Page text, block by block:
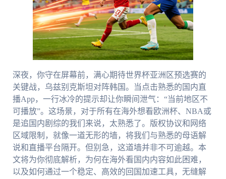
深夜，你守在屏幕前，满心期待世界杯亚洲区预选赛的
关键战，乌兹别克斯坦对阵韩国。当点击熟悉的国内直
播App，一行冰冷的提示却让你瞬间泄气：“当前地区不
可播放”。这场景，对于所有在海外想看欧洲杯、NBA或
是追国内剧综的我们来说，太熟悉了。版权协议和网络
区域限制，就像一道无形的墙，将我们与熟悉的母语解
说和直播平台隔开。但别急，这道墙并非不可逾越。本
文将为你彻底解析，为何在海外看国内内容如此困难，
以及如何通过一个稳定、高效的回国加速工具，无缝解